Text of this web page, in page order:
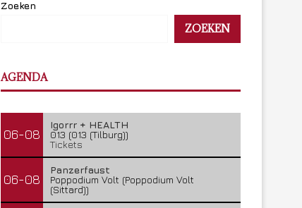
Zoeken
ZOEKEN
AGENDA
06-08
Igorrr + HEALTH
013 (013 (Tilburg))
Tickets
06-08
Panzerfaust
Poppodium Volt (Poppodium Volt
(Sittard))